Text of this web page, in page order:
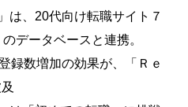
は、20代向け転職サイト７
データベースと連携。
録数増加の効果が、「Ｒｅ